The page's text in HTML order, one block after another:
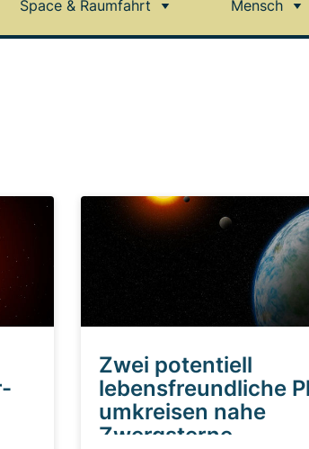
Space & Raumfahrt Mensch
Zwei potentiell
lebensfreundliche
umkreisen nahe
Zwergsterne